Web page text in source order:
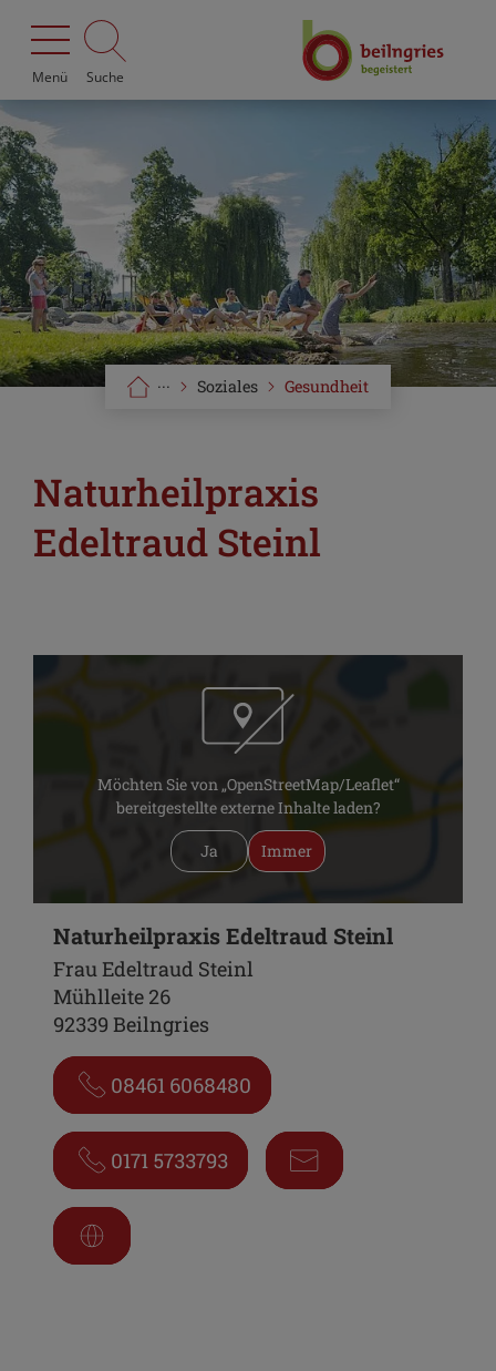
Menü Suche
Gesundheit
Soziales
···
Naturheilpraxis
Edeltraud Steinl
Möchten Sie von „OpenStreetMap/Leaflet“
bereitgestellte externe Inhalte laden?
Ja Immer
Naturheilpraxis Edeltraud Steinl
Frau Edeltraud Steinl
Mühlleite 26
92339 Beilngries
08461 6068480
0171 5733793